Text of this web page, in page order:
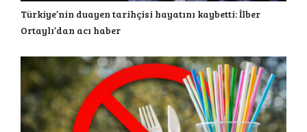
Türkiye’nin duayen tarihçisi hayatını kaybetti: İlber
Ortaylı’dan acı haber